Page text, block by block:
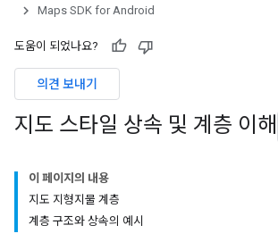
Maps SDK for Android
도움이 되었나요?
의견 보내기
지도 스타일 상속 및 계층 이해
이 페이지의 내용
지도 지형지물 계층
계층 구조와 상속의 예시